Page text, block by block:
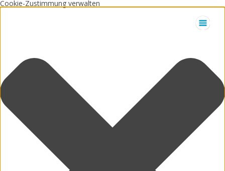
Cookie-Zustimmung verwalten